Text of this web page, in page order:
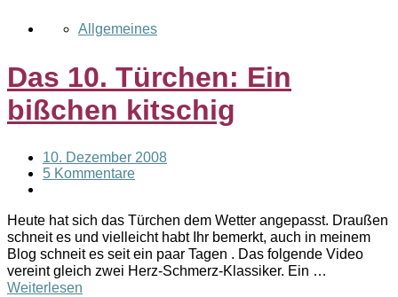
Allgemeines
Das 10. Türchen: Ein
bißchen kitschig
10. Dezember 2008
5 Kommentare
Heute hat sich das Türchen dem Wetter angepasst. Draußen
schneit es und vielleicht habt Ihr bemerkt, auch in meinem
Blog schneit es seit ein paar Tagen . Das folgende Video
vereint gleich zwei Herz-Schmerz-Klassiker. Ein …
Weiterlesen